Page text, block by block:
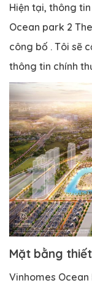
Hiện tại, thông
Ocean park 2
công bố . Tôi sẽ
thông tin chính
Mặt bằng
Vinhomes Ocean